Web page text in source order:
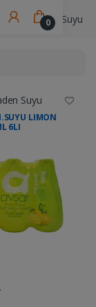
0
& Maden Suyu
Suyu
LIMON
6LI